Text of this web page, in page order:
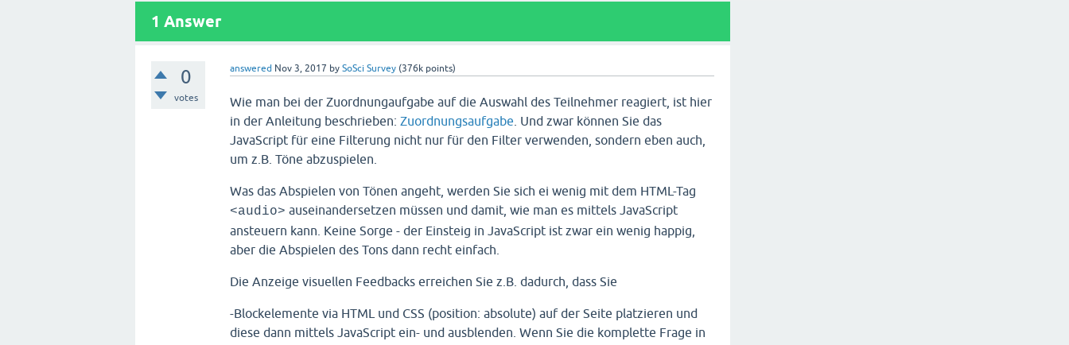
1 Answer
0
votes
answered Nov 3, 2017 bySoSci Survey (376k points)
Wie man bei der Zuordnungaufgabe auf die Auswahl des Teilnehmer reagiert, ist hier
in der Anleitung beschrieben:Zuordnungsaufgabe . Und zwar können Sie das
JavaScript für eine Filterung nicht nur für den Filter verwenden, sondern eben auch,
um z.B. Töne abzuspielen.
Was das Abspielen von Tönen angeht, werden Sie sich ei wenig mit dem HTML-Tag
<audio> auseinandersetzen müssen und damit, wie man es mittels JavaScript
ansteuern kann. Keine Sorge - der Einsteig in JavaScript ist zwar ein wenig happig,
aber die Abspielen des Tons dann recht einfach.
Die Anzeige visuellen Feedbacks erreichen Sie z.B. dadurch, dass Sie
-Blockelemente via HTML und CSS (position: absolute) auf der Seite platzieren und
diese dann mittels JavaScript ein- und ausblenden. Wenn Sie die komplette Frage in